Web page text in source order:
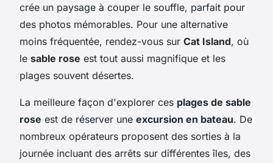
crée un paysage à couper le souffle, parfait pour
des photos mémorables. Pour une alternative
moins fréquentée, rendez-vous sur Cat Island, où
le sable rose est tout aussi magnifique et les
plages souvent désertes.
La meilleure façon d'explorer ces plages de sable
rose est de réserver une excursion en bateau. De
nombreux opérateurs proposent des sorties à la
journée incluant des arrêts sur différentes îles, des